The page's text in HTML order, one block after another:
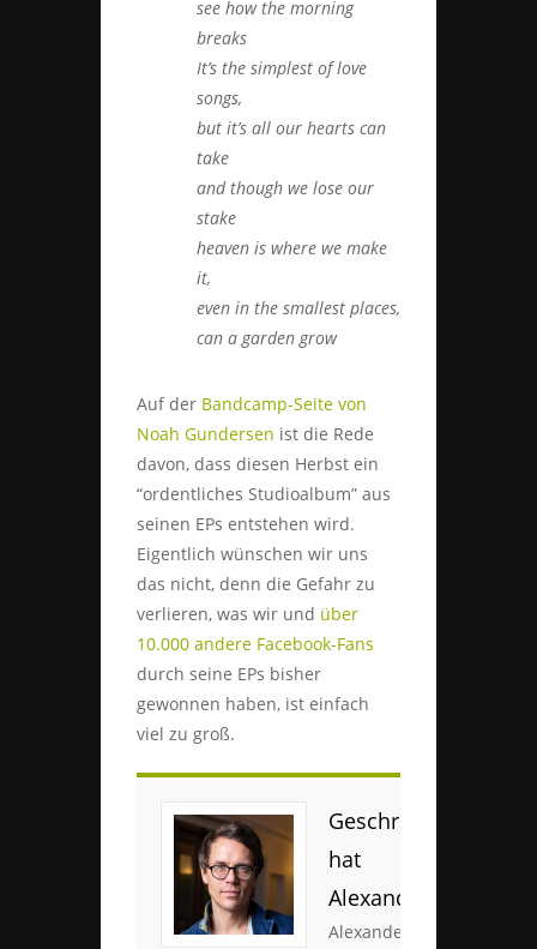
see how the morning
breaks
It’s the simplest of love
songs,
but it’s all our hearts can
take
and though we lose our
stake
heaven is where we make
it,
even in the smallest places,
can a garden grow
Auf der Bandcamp-Seite von
Noah Gundersen ist die Rede
davon, dass diesen Herbst ein
“ordentliches Studioalbum” aus
seinen EPs entstehen wird.
Eigentlich wünschen wir uns
das nicht, denn die Gefahr zu
verlieren, was wir und über
10.000 andere Facebook-Fans
durch seine EPs bisher
gewonnen haben, ist einfach
viel zu groß.
Geschrieben
hat
Alexander
Alexander